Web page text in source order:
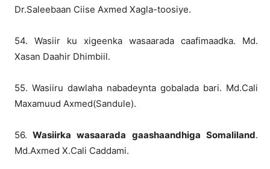
Dr.Saleebaan Ciise Axmed Xagla-toosiye.
54. Wasiir ku xigeenka wasaarada caafimaadka. Md.
Xasan Daahir Dhimbiil.
55. Wasiiru dawlaha nabadeynta gobalada bari. Md.Cali
Maxamuud Axmed(Sandule).
56. Wasiirka wasaarada gaashaandhiga Somaliland.
Md.Axmed X.Cali Caddami.